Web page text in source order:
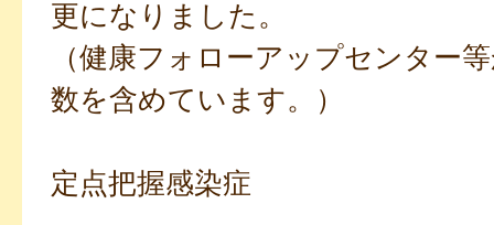
更になりました。
（健康フォローアップセンター
数を含めています。）
定点把握感染症